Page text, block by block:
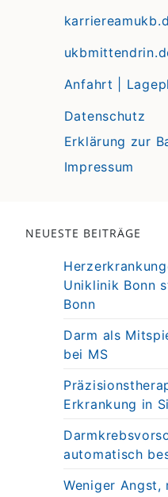
Anfahrt |
Datenschutz
Erklärung zur
Impressum
NEUESTE BEITRÄGE
Uniklinik Bonn
Bonn
Darm als
bei MS
Erkrankung in
automatisch
Weniger Angst,